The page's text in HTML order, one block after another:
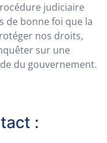
judiciaire
de bonne foi que la
nos droits,
sur une
du gouvernement.
: